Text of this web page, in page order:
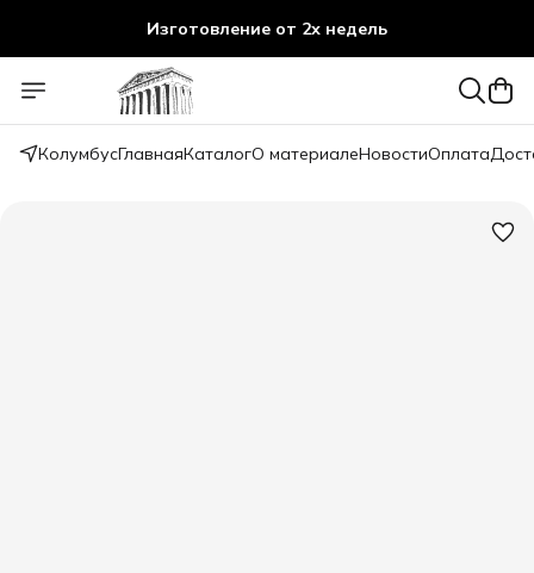
Изготовление от 2х недель
КолумбусГлавнаяКаталогО материалеНовостиОплата